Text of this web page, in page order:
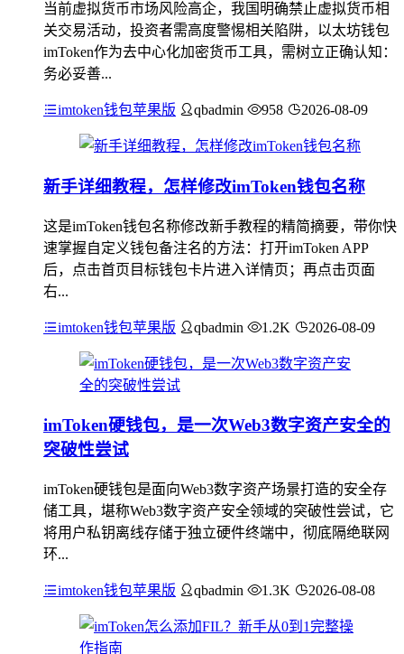
当前虚拟货币市场风险高企，我国明确禁止虚拟货币相
关交易活动，投资者需高度警惕相关陷阱，以太坊钱包
imToken作为去中心化加密货币工具，需树立正确认知：
务必妥善...
imtoken钱包苹果版 qbadmin 958 2026-08-09
新手详细教程，怎样修改imToken钱包名称
这是imToken钱包名称修改新手教程的精简摘要，带你快
速掌握自定义钱包备注名的方法：打开imToken APP
后，点击首页目标钱包卡片进入详情页；再点击页面
右...
imtoken钱包苹果版 qbadmin 1.2K 2026-08-09
imToken硬钱包，是一次Web3数字资产安全的
突破性尝试
imToken硬钱包是面向Web3数字资产场景打造的安全存
储工具，堪称Web3数字资产安全领域的突破性尝试，它
将用户私钥离线存储于独立硬件终端中，彻底隔绝联网
环...
imtoken钱包苹果版 qbadmin 1.3K 2026-08-08